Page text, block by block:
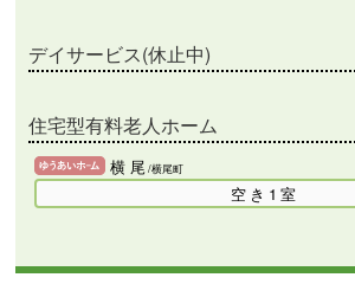
デイサービス(休止中)
住宅型有料老人ホーム
横 尾 /横尾町
空き1室